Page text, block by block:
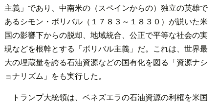
主義」であり、中南米の（スペインからの）独立の英雄で
あるシモン・ボリバル（１７８３～１８３０）が説いた米
国の影響下からの脱却、地域統合、公正で平等な社会の実
現などを根幹とする「ボリバル主義」だ。これは、世界最
大の埋蔵量を誇る石油資源などの国有化を図る「資源ナシ
ョナリズム」をも実行した。
トランプ大統領は、ベネズエラの石油資源の利権を米国